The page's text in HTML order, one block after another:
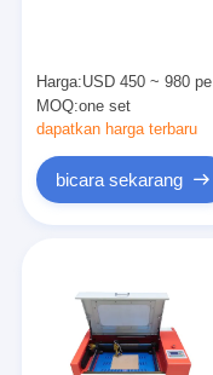
Produk
Video
Harga:USD 450 ~ 980 per set
MOQ:one set
dapatkan harga terbaru
bicara sekarang